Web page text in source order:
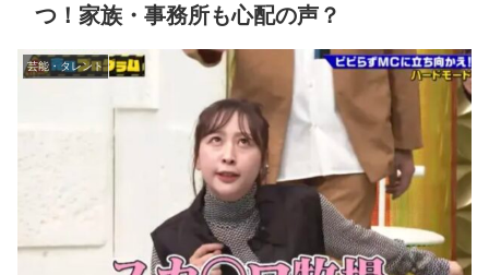
つ！家族・事務所も心配の声？
芸能・タレント